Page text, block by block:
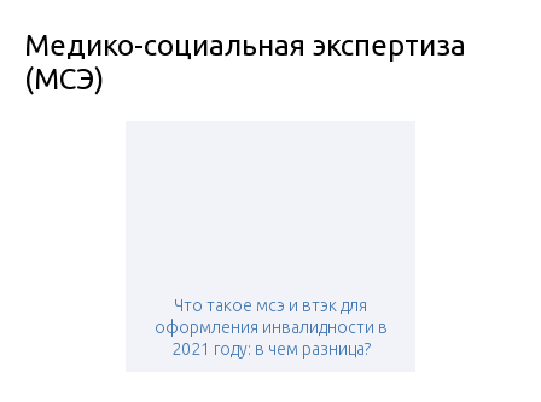
Медико-социальная экспертиза
(МСЭ)
Что такое мсэ и втэк для
оформления инвалидности в
2021 году: в чем разница?